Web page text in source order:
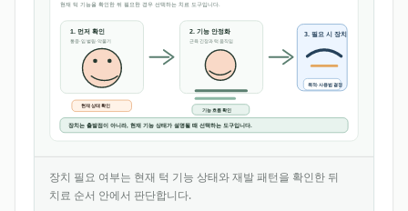
장치 필요 여부는 현재 턱 기능 상태와 재발 패턴을 확인한 뒤
치료 순서 안에서 판단합니다.